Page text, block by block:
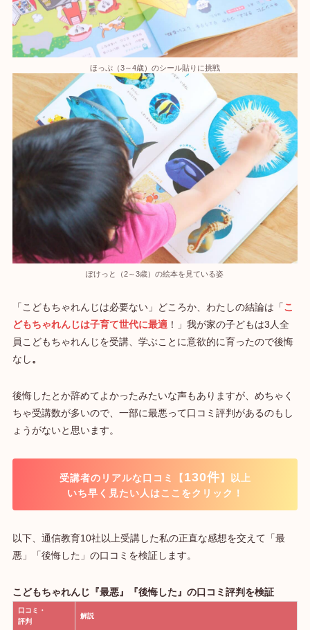
ほっぷ（3～4歳）のシール貼りに挑戦
ぽけっと（2～3歳）の絵本を見ている姿
「こどもちゃれんじは必要ない」どころか、わたしの結論は「こ
どもちゃれんじは子育て世代に最適！」我が家の子どもは3人全
員こどもちゃれんじを受講、 学ぶことに意欲的に育ったので後悔
なし。
後悔したとか辞めてよかったみたいな声もありますが、めちゃく
ちゃ受講数が多いので、一部に最悪って口コミ評判があるのもし
ょうがないと思います。
受講者のリアルな口コミ【 130件】以上
いち早く見たい人はここをクリック！
以下、通信教育10社以上受講した私の正直な感想を交えて「最
悪」「後悔した」の口コミを検証します。
こどもちゃれんじ『最悪』『後悔した』の口コミ評判を検証
口コミ・
評判
解説